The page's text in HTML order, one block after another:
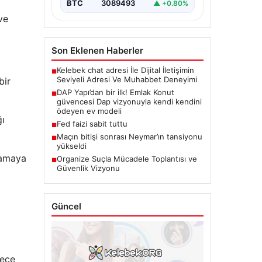
BTC 3089493 ▲ +0.80%
Son Eklenen Haberler
■Kelebek chat adresi İle Dijital İletişimin
Seviyeli Adresi Ve Muhabbet Deneyimi
■DAP Yapı’dan bir ilk! Emlak Konut
güvencesi Dap vizyonuyla kendi kendini
ödeyen ev modeli
■Fed faizi sabit tuttu
■Maçın bitişi sonrası Neymar’ın tansiyonu
yükseldi
■Organize Suçla Mücadele Toplantısı ve
Güvenlik Vizyonu
Güncel